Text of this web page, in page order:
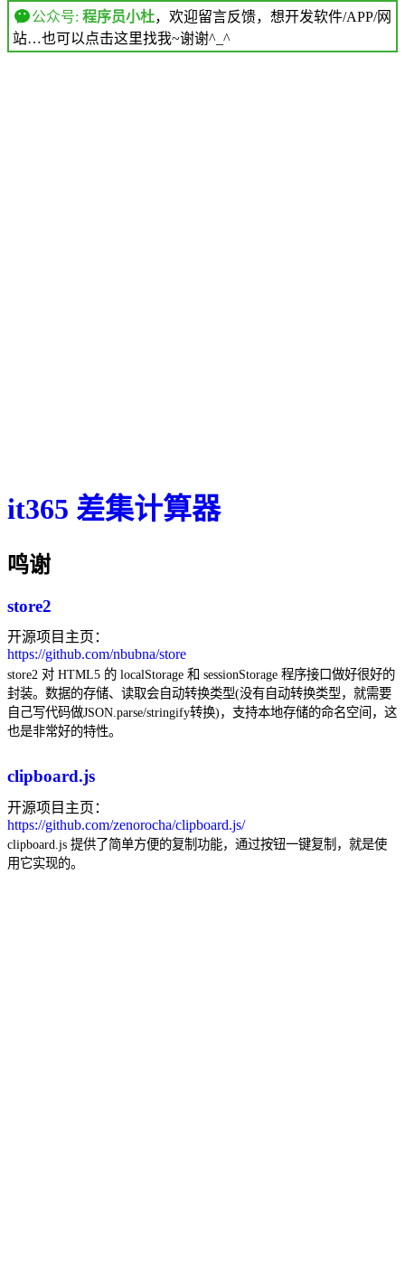
公众号: 程序员小杜，欢迎留言反馈，想开发软件/APP/网
站…也可以点击这里找我~谢谢^_^
it365 差集计算器
鸣谢
store2
开源项目主页：
https://github.com/nbubna/store
store2 对 HTML5 的 localStorage 和 sessionStorage 程序接口做好很好的
封装。数据的存储、读取会自动转换类型(没有自动转换类型，就需要
自己写代码做JSON.parse/stringify转换)，支持本地存储的命名空间，这
也是非常好的特性。
clipboard.js
开源项目主页：
https://github.com/zenorocha/clipboard.js/
clipboard.js 提供了简单方便的复制功能，通过按钮一键复制，就是使
用它实现的。